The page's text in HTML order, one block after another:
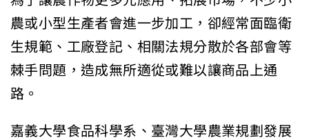
農或小型生產者會進一步加工，卻經常面臨衛
生規範、工廠登記、相關法規分散於各部會等
棘手問題，造成無所適從或難以讓商品上通
路。